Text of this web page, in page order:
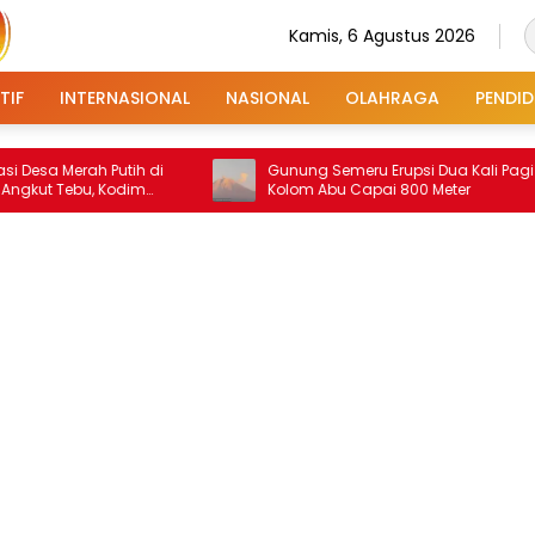
Kamis, 6 Agustus 2026
INTERNASIONAL NASIONAL OLAHRAGA
Putih di
Kodim
Gunung Semeru Erupsi Dua Kali Pagi Ini,
Kolom Abu Capai 800 Meter